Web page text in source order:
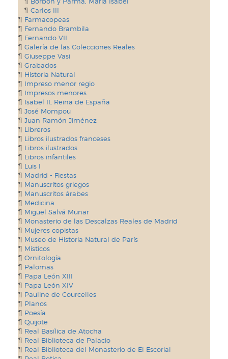
Carlos III
Farmacopeas
Fernando Brambila
Fernando VII
Galería de las Colecciones Reales
Giuseppe Vasi
Grabados
Historia Natural
Impreso menor regio
Impresos menores
Isabel II, Reina de España
José Mompou
Juan Ramón Jiménez
Libreros
Libros ilustrados franceses
Libros ilustrados
Libros infantiles
Luis I
Madrid - Fiestas
Manuscritos griegos
Manuscritos árabes
Medicina
Miguel Salvá Munar
Monasterio de las Descalzas Reales de Madrid
Mujeres copistas
Museo de Historia Natural de París
Místicos
Ornitología
Palomas
Papa León XIII
Papa León XIV
Pauline de Courcelles
Planos
Poesía
Quijote
Real Basílica de Atocha
Real Biblioteca de Palacio
Real Biblioteca del Monasterio de El Escorial